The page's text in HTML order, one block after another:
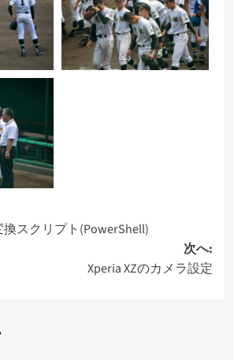
換スクリプト(PowerShell)
次へ:
Xperia XZのカメラ設定